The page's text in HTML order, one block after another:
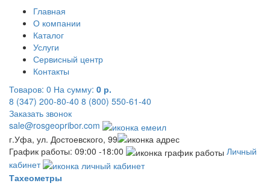
Главная
О компании
Каталог
Услуги
Сервисный центр
Контакты
Товаров: 0 На сумму: 0 р.
8 (347) 200-80-40 8 (800) 550-61-40
Заказать звонок
sale@rosgeopribor.com
г.Уфа, ул. Достоевского, 99
График работы: 09:00 -18:00
Личный
кабинет
Тахеометры